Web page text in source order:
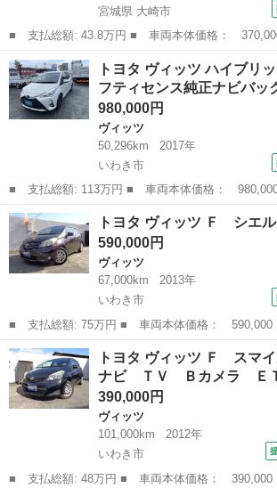
宮城県 大崎市
■ 支払総額: 43.8万円 ■ 車両本体価格： 370,000 円 ■ メーカー
名： トヨタ ■ 車種名： ヴィッツ ■ グレ
アルミホイール キーレスエントリー 電動格納
突安全ボディ...
宮城 大崎市 ヴィッツ
トヨタ ヴィッツ ハイブリ
フティセンス純正ナビバ
980,000円
ヴィッツ
50,296km
2017年
いわき市
■ 支払総額: 113万円 ■ 車両本体価格： 980,000 円 ■ メーカー
名： トヨタ ■ 車種名： ヴィッツ ■ グレード
ドＦ トヨタセーフティセンス純正ナビバックガ
ルミホイール ...
福島 いわき市 ヴィッツ
トヨタ ヴィッツ Ｆ シエル
590,000円
ヴィッツ
67,000km
2013年
いわき市
■ 支払総額: 75万円 ■ 車両本体価格： 590,000 円 ■ メーカー
名： トヨタ ■ 車種名： ヴィッツ ■ グレー
■ 排気量： 1000cc ■ ドア枚数： 5D ■ ミッ
福島 いわき市 ヴィッツ
トヨタ ヴィッツ Ｆ スマ
ナビ ＴＶ Ｂカメラ Ｅ
390,000円
ヴィッツ
101,000km
2012年
いわき市
■ 支払総額: 48万円 ■ 車両本体価格： 390,000 円 ■ メーカー